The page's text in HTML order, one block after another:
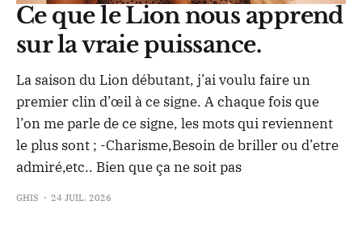
Ce que le Lion nous apprend
sur la vraie puissance.
La saison du Lion débutant, j’ai voulu faire un
premier clin d’œil à ce signe. A chaque fois que
l’on me parle de ce signe, les mots qui reviennent
le plus sont ; -Charisme,Besoin de briller ou d’etre
admiré,etc.. Bien que ça ne soit pas
GHIS 24 JUIL. 2026